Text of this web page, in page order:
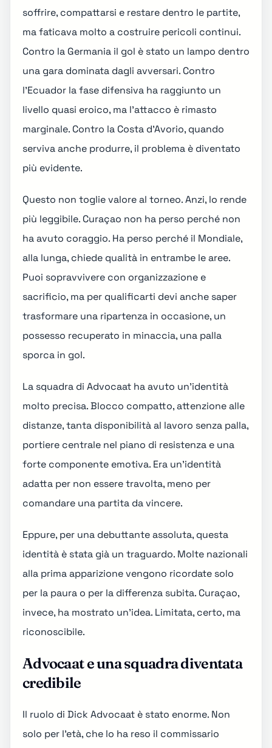
soffrire, compattarsi e restare dentro le partite,
ma faticava molto a costruire pericoli continui.
Contro la Germania il gol è stato un lampo dentro
una gara dominata dagli avversari. Contro
l'Ecuador la fase difensiva ha raggiunto un
livello quasi eroico, ma l'attacco è rimasto
marginale. Contro la Costa d'Avorio, quando
serviva anche produrre, il problema è diventato
più evidente.
Questo non toglie valore al torneo. Anzi, lo rende
più leggibile. Curaçao non ha perso perché non
ha avuto coraggio. Ha perso perché il Mondiale,
alla lunga, chiede qualità in entrambe le aree.
Puoi sopravvivere con organizzazione e
sacrificio, ma per qualificarti devi anche saper
trasformare una ripartenza in occasione, un
possesso recuperato in minaccia, una palla
sporca in gol.
La squadra di Advocaat ha avuto un'identità
molto precisa. Blocco compatto, attenzione alle
distanze, tanta disponibilità al lavoro senza palla,
portiere centrale nel piano di resistenza e una
forte componente emotiva. Era un'identità
adatta per non essere travolta, meno per
comandare una partita da vincere.
Eppure, per una debuttante assoluta, questa
identità è stata già un traguardo. Molte nazionali
alla prima apparizione vengono ricordate solo
per la paura o per la differenza subita. Curaçao,
invece, ha mostrato un'idea. Limitata, certo, ma
riconoscibile.
Advocaat e una squadra diventata
credibile
Il ruolo di Dick Advocaat è stato enorme. Non
solo per l'età, che lo ha reso il commissario